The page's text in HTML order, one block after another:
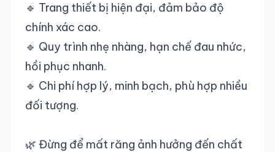
🔹 Trang thiết bị hiện đại, đảm bảo độ
chính xác cao.
🔹 Quy trình nhẹ nhàng, hạn chế đau nhức,
hồi phục nhanh.
🔹 Chi phí hợp lý, minh bạch, phù hợp nhiều
đối tượng.
🌿 Đừng để mất răng ảnh hưởng đến chất